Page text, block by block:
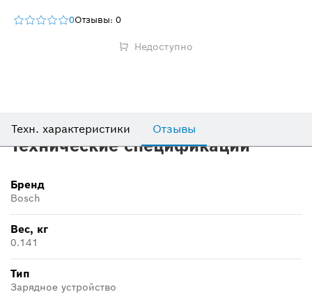
0Отзывы: 0
Недоступно
Техн. характеристики Отзывы
Технические спецификации
Бренд
Bosch
Вес, кг
0.141
Тип
Зарядное устройство